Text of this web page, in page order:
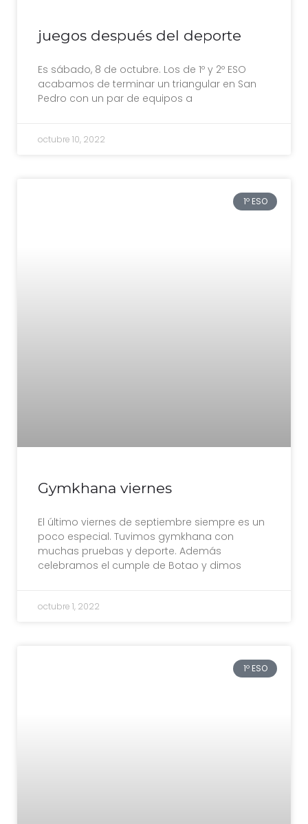
juegos después del deporte
Es sábado, 8 de octubre. Los de 1º y 2º ESO
acabamos de terminar un triangular en San
Pedro con un par de equipos a
octubre 10, 2022
1º ESO
Gymkhana viernes
El último viernes de septiembre siempre es un
poco especial. Tuvimos gymkhana con
muchas pruebas y deporte. Además
celebramos el cumple de Botao y dimos
octubre 1, 2022
1º ESO